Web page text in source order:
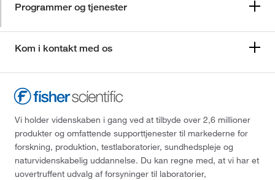
Programmer og tjenester
Kom i kontakt med os
Vi holder videnskaben i gang ved at tilbyde over 2,6 millioner
produkter og omfattende supporttjenester til markederne for
forskning, produktion, testlaboratorier, sundhedspleje og
naturvidenskabelig uddannelse. Du kan regne med, at vi har et
uovertruffent udvalg af forsyninger til laboratorier,